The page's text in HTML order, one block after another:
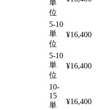
単
位
5-10
単
位
¥16,400
5-10
単
位
¥16,400
10-
15
単
¥16,400